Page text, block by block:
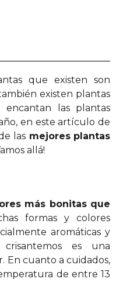
que existen son
existen plantas
las plantas
en este artículo de
las mejores plantas
allá!
más bonitas que
formas y colores
aromáticas y
es una
En cuanto a cuidados,
de entre 13